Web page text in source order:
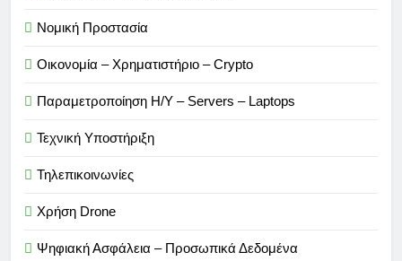
Νομική Προστασία
Οικονομία – Χρηματιστήριο – Crypto
Παραμετροποίηση Η/Υ – Servers – Laptops
Τεχνική Υποστήριξη
Τηλεπικοινωνίες
Χρήση Drone
Ψηφιακή Ασφάλεια – Προσωπικά Δεδομένα